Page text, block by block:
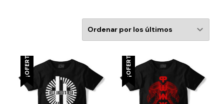
¡OFERTA! ¡OFERTA!